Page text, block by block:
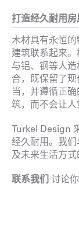
打造经久耐用
木材具有永恒
建筑联系起来
与铝、钢等人
合，既保留了
当，并遵循正
筑，而不会让
Turkel Design
经久耐用。我
及未来生活方
联系我们 讨论